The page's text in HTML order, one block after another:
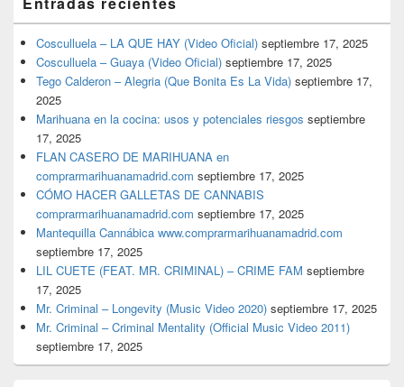
Cosculluela – LA QUE HAY (Video Oficial) septiembre 17, 2025
Cosculluela – Guaya (Video Oficial) septiembre 17, 2025
Tego Calderon – Alegria (Que Bonita Es La Vida) septiembre 17,
2025
Marihuana en la cocina: usos y potenciales riesgos septiembre
17, 2025
FLAN CASERO DE MARIHUANA en
comprarmarihuanamadrid.com septiembre 17, 2025
CÓMO HACER GALLETAS DE CANNABIS
comprarmarihuanamadrid.com septiembre 17, 2025
Mantequilla Cannábica www.comprarmarihuanamadrid.com
septiembre 17, 2025
LIL CUETE (FEAT. MR. CRIMINAL) – CRIME FAM septiembre
17, 2025
Mr. Criminal – Longevity (Music Video 2020) septiembre 17, 2025
Mr. Criminal – Criminal Mentality (Official Music Video 2011)
septiembre 17, 2025